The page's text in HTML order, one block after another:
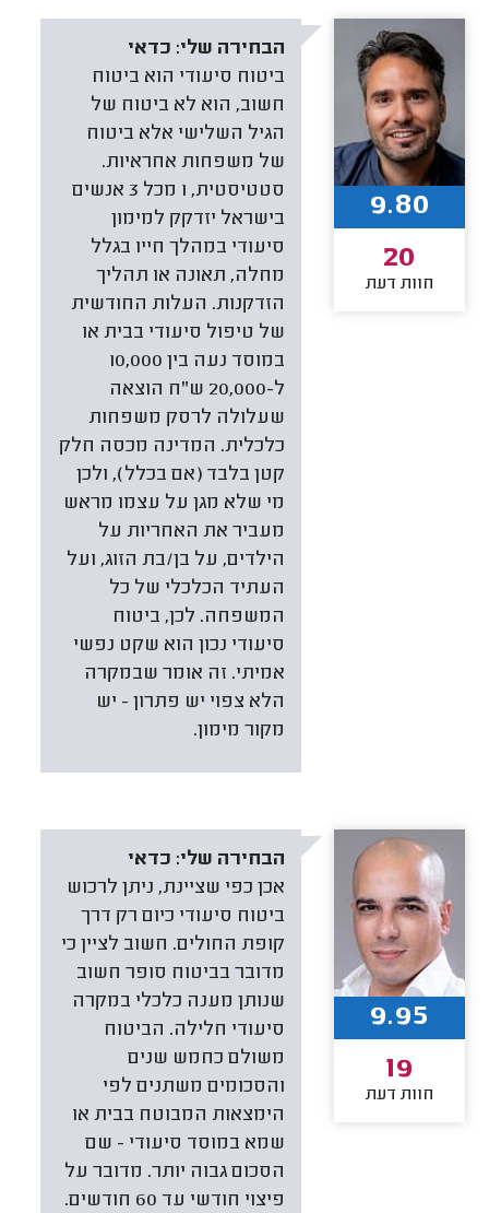
הבחירה שלי: כדאי
ביטוח סיעודי הוא ביטוח
חשוב, הוא לא ביטוח של
הגיל השלישי אלא ביטוח
של משפחות אחראיות.
סטטיסטית, 1 מכל 3 אנשים
בישראל יזדקק למימון
סיעודי במהלך חייו בגלל
מחלה, תאונה או תהליך
הזדקנות. העלות החודשית
של טיפול סיעודי בבית או
במוסד נעה בין 10,000
ל-20,000 ש”ח הוצאה
שעלולה לרסק משפחות
כלכלית. המדינה מכסה חלק
קטן בלבד (אם בכלל), ולכן
מי שלא מגן על עצמו מראש
מעביר את האחריות על
הילדים, על בן/בת הזוג, ועל
העתיד הכלכלי של כל
המשפחה. לכן, ביטוח
סיעודי נכון הוא שקט נפשי
אמיתי. זה אומר שבמקרה
הלא צפוי יש פתרון - יש
מקור מימון.
9.80
20
חוות דעת
הבחירה שלי: כדאי
אכן כפי שציינת, ניתן לרכוש
ביטוח סיעודי כיום רק דרך
קופת החולים. חשוב לציין כי
מדובר בביטוח סופר חשוב
שנותן מענה כלכלי במקרה
סיעודי חלילה. הביטוח
משולם כחמש שנים
והסכומים משתנים לפי
הימצאות המבוטח בבית או
שמא במוסד סיעודי - שם
הסכום גבוה יותר. מדובר על
פיצוי חודשי עד 60 חודשים.
9.95
19
חוות דעת